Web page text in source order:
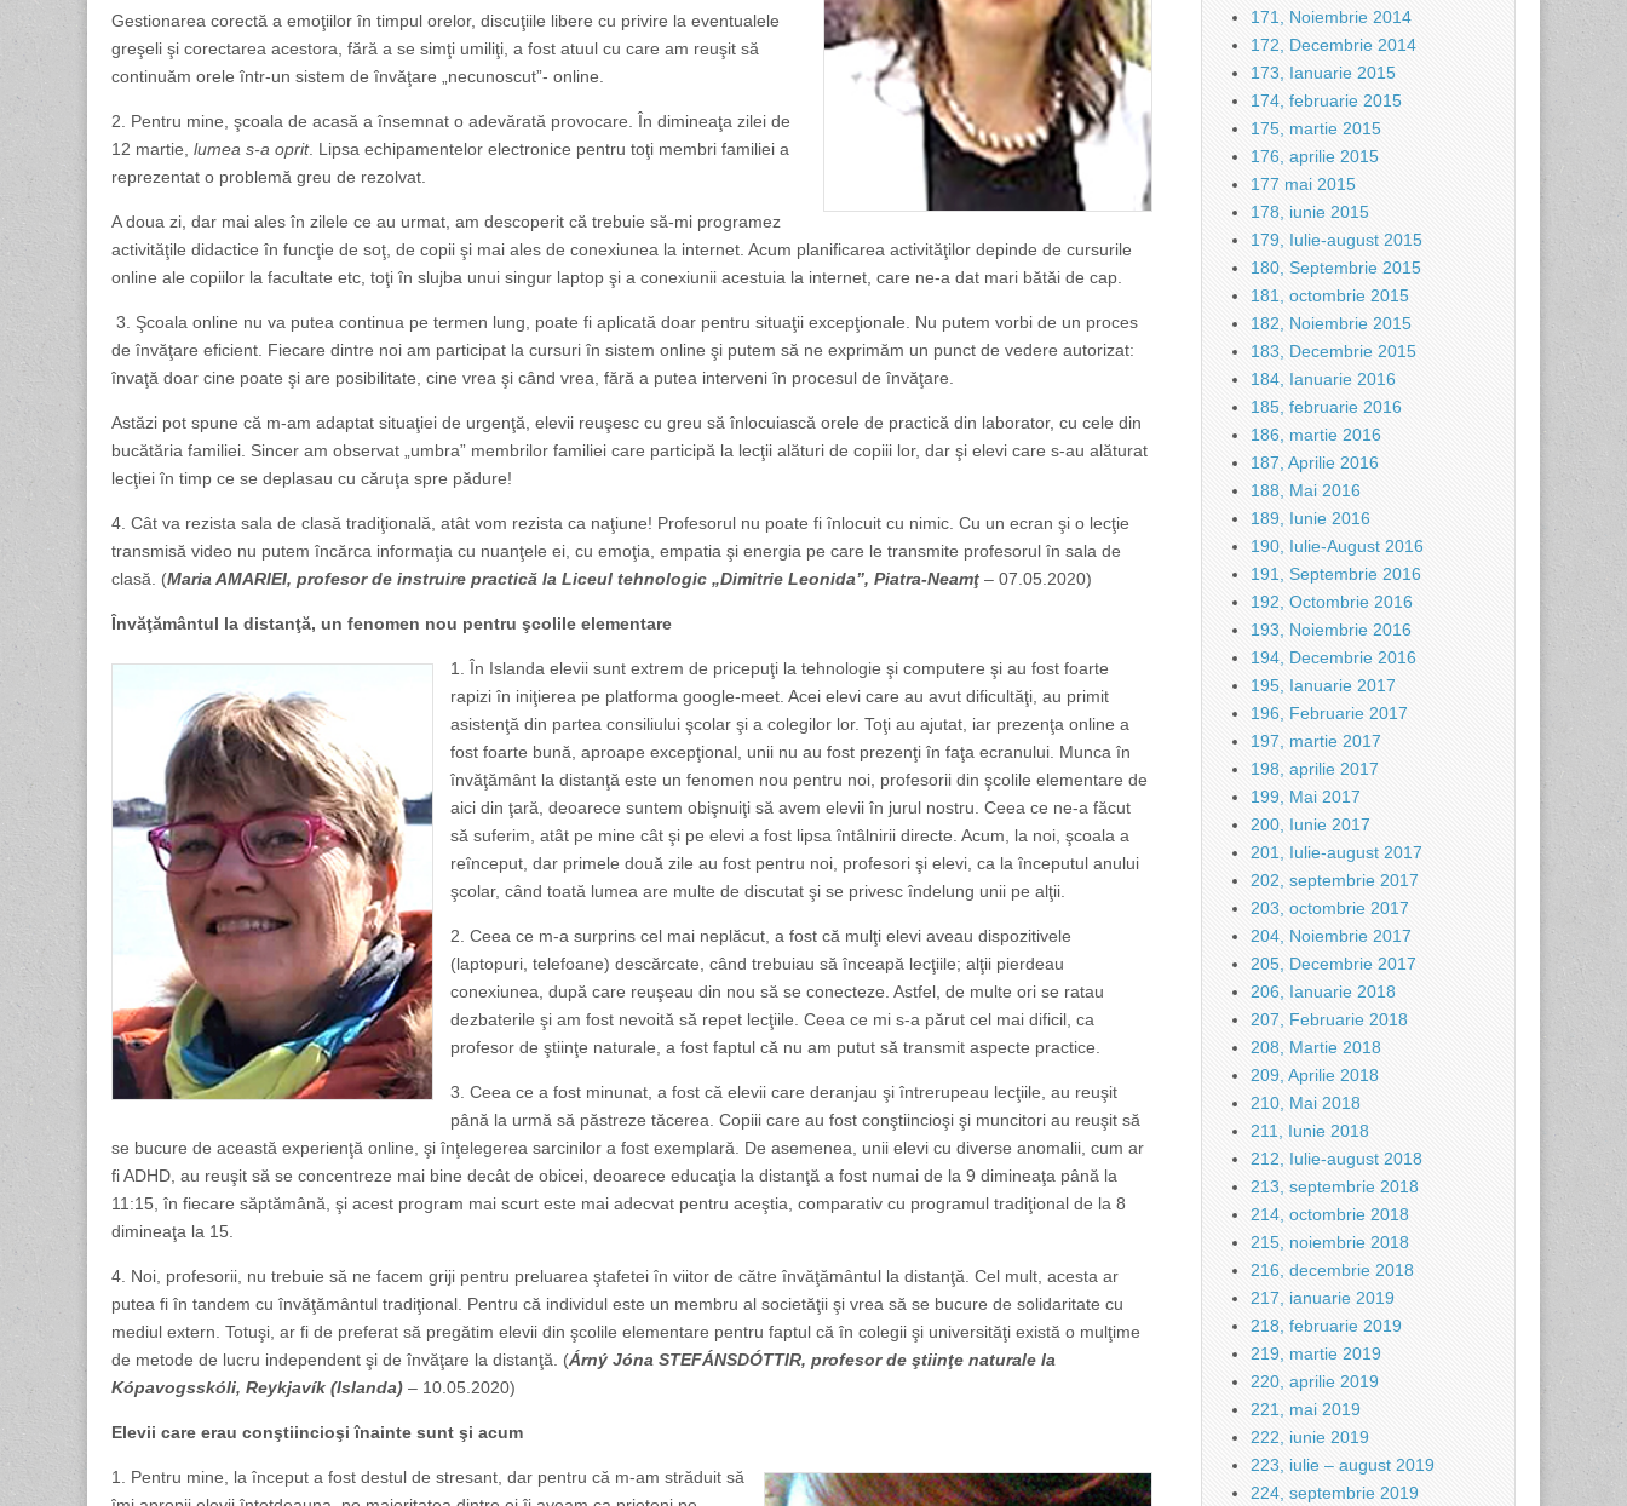
Gestionarea corectă a emoţiilor în timpul orelor, discuţiile libere cu privire la eventualele
greşeli şi corectarea acestora, fără a se simţi umiliţi, a fost atuul cu care am reuşit să
continuăm orele într-un sistem de învăţare „necunoscut”- online.
2. Pentru mine, şcoala de acasă a însemnat o adevărată provocare. În dimineaţa zilei de
12 martie, lumea s-a oprit. Lipsa echipamentelor electronice pentru toţi membri familiei a
reprezentat o problemă greu de rezolvat.
A doua zi, dar mai ales în zilele ce au urmat, am descoperit că trebuie să-mi programez
activităţile didactice în funcţie de soţ, de copii şi mai ales de conexiunea la internet. Acum planificarea activităţilor depinde de cursurile
online ale copiilor la facultate etc, toţi în slujba unui singur laptop şi a conexiunii acestuia la internet, care ne-a dat mari bătăi de cap.
3. Şcoala online nu va putea continua pe termen lung, poate fi aplicată doar pentru situaţii excepţionale. Nu putem vorbi de un proces
de învăţare eficient. Fiecare dintre noi am participat la cursuri în sistem online şi putem să ne exprimăm un punct de vedere autorizat:
învaţă doar cine poate şi are posibilitate, cine vrea şi când vrea, fără a putea interveni în procesul de învăţare.
Astăzi pot spune că m-am adaptat situaţiei de urgenţă, elevii reuşesc cu greu să înlocuiască orele de practică din laborator, cu cele din
bucătăria familiei. Sincer am observat „umbra” membrilor familiei care participă la lecţii alături de copiii lor, dar şi elevi care s-au alăturat
lecţiei în timp ce se deplasau cu căruţa spre pădure!
4. Cât va rezista sala de clasă tradiţională, atât vom rezista ca naţiune! Profesorul nu poate fi înlocuit cu nimic. Cu un ecran şi o lecţie
transmisă video nu putem încărca informaţia cu nuanţele ei, cu emoţia, empatia şi energia pe care le transmite profesorul în sala de
clasă. (Maria AMARIEI, profesor de instruire practică la Liceul tehnologic „Dimitrie Leonida”, Piatra-Neamţ – 07.05.2020)
Învăţământul la distanţă, un fenomen nou pentru şcolile elementare
1. În Islanda elevii sunt extrem de pricepuţi la tehnologie şi computere şi au fost foarte
rapizi în iniţierea pe platforma google-meet. Acei elevi care au avut dificultăţi, au primit
asistenţă din partea consiliului şcolar şi a colegilor lor. Toţi au ajutat, iar prezenţa online a
fost foarte bună, aproape excepţional, unii nu au fost prezenţi în faţa ecranului. Munca în
învăţământ la distanţă este un fenomen nou pentru noi, profesorii din şcolile elementare de
aici din ţară, deoarece suntem obişnuiţi să avem elevii în jurul nostru. Ceea ce ne-a făcut
să suferim, atât pe mine cât şi pe elevi a fost lipsa întâlnirii directe. Acum, la noi, şcoala a
reînceput, dar primele două zile au fost pentru noi, profesori şi elevi, ca la începutul anului
şcolar, când toată lumea are multe de discutat şi se privesc îndelung unii pe alţii.
2. Ceea ce m-a surprins cel mai neplăcut, a fost că mulţi elevi aveau dispozitivele
(laptopuri, telefoane) descărcate, când trebuiau să înceapă lecţiile; alţii pierdeau
conexiunea, după care reuşeau din nou să se cone­c­teze. Astfel, de multe ori se ratau
dezbaterile şi am fost nevoită să repet lecţiile. Ceea ce mi s-a părut cel mai dificil, ca
profesor de ştiinţe naturale, a fost faptul că nu am putut să transmit aspecte practice.
3. Ceea ce a fost minunat, a fost că elevii care deranjau şi întrerupeau lecţiile, au reuşit
până la urmă să păstreze tăcerea. Copiii care au fost conştiincioşi şi muncitori au reuşit să
se bucure de această experienţă online, şi înţelegerea sarcinilor a fost exemplară. De asemenea, unii elevi cu diverse anomalii, cum ar
fi ADHD, au reuşit să se concentreze mai bine decât de obicei, deoarece educaţia la distanţă a fost numai de la 9 dimineaţa până la
11:15, în fiecare săptămână, şi acest program mai scurt este mai adecvat pentru aceştia, comparativ cu programul tradiţional de la 8
dimineaţa la 15.
4. Noi, profesorii, nu trebuie să ne facem griji pentru preluarea ştafetei în viitor de către învăţământul la distanţă. Cel mult, acesta ar
putea fi în tandem cu învăţământul tradiţional. Pentru că individul este un membru al societăţii şi vrea să se bucure de solidaritate cu
mediul extern. Totuşi, ar fi de preferat să pregătim elevii din şcolile elementare pentru faptul că în colegii şi universităţi există o mulţime
de metode de lucru independent şi de învăţare la distanţă. (Árný Jóna STEFÁNSDÓTTIR, profesor de ştiinţe naturale la
Kópavogsskóli, Reykjavík (Islanda) – 10.05.2020)
Elevii care erau conştiincioşi înainte sunt şi acum
1. Pentru mine, la început a fost destul de stresant, dar pentru că m-am străduit să
171, Noiembrie 2014
172, Decembrie 2014
173, Ianuarie 2015
174, februarie 2015
175, martie 2015
176, aprilie 2015
177 mai 2015
178, iunie 2015
179, Iulie-august 2015
180, Septembrie 2015
181, octombrie 2015
182, Noiembrie 2015
183, Decembrie 2015
184, Ianuarie 2016
185, februarie 2016
186, martie 2016
187, Aprilie 2016
188, Mai 2016
189, Iunie 2016
190, Iulie-August 2016
191, Septembrie 2016
192, Octombrie 2016
193, Noiembrie 2016
194, Decembrie 2016
195, Ianuarie 2017
196, Februarie 2017
197, martie 2017
198, aprilie 2017
199, Mai 2017
200, Iunie 2017
201, Iulie-august 2017
202, septembrie 2017
203, octombrie 2017
204, Noiembrie 2017
205, Decembrie 2017
206, Ianuarie 2018
207, Februarie 2018
208, Martie 2018
209, Aprilie 2018
210, Mai 2018
211, Iunie 2018
212, Iulie-august 2018
213, septembrie 2018
214, octombrie 2018
215, noiembrie 2018
216, decembrie 2018
217, ianuarie 2019
218, februarie 2019
219, martie 2019
220, aprilie 2019
221, mai 2019
222, iunie 2019
223, iulie – august 2019
224, septembrie 2019